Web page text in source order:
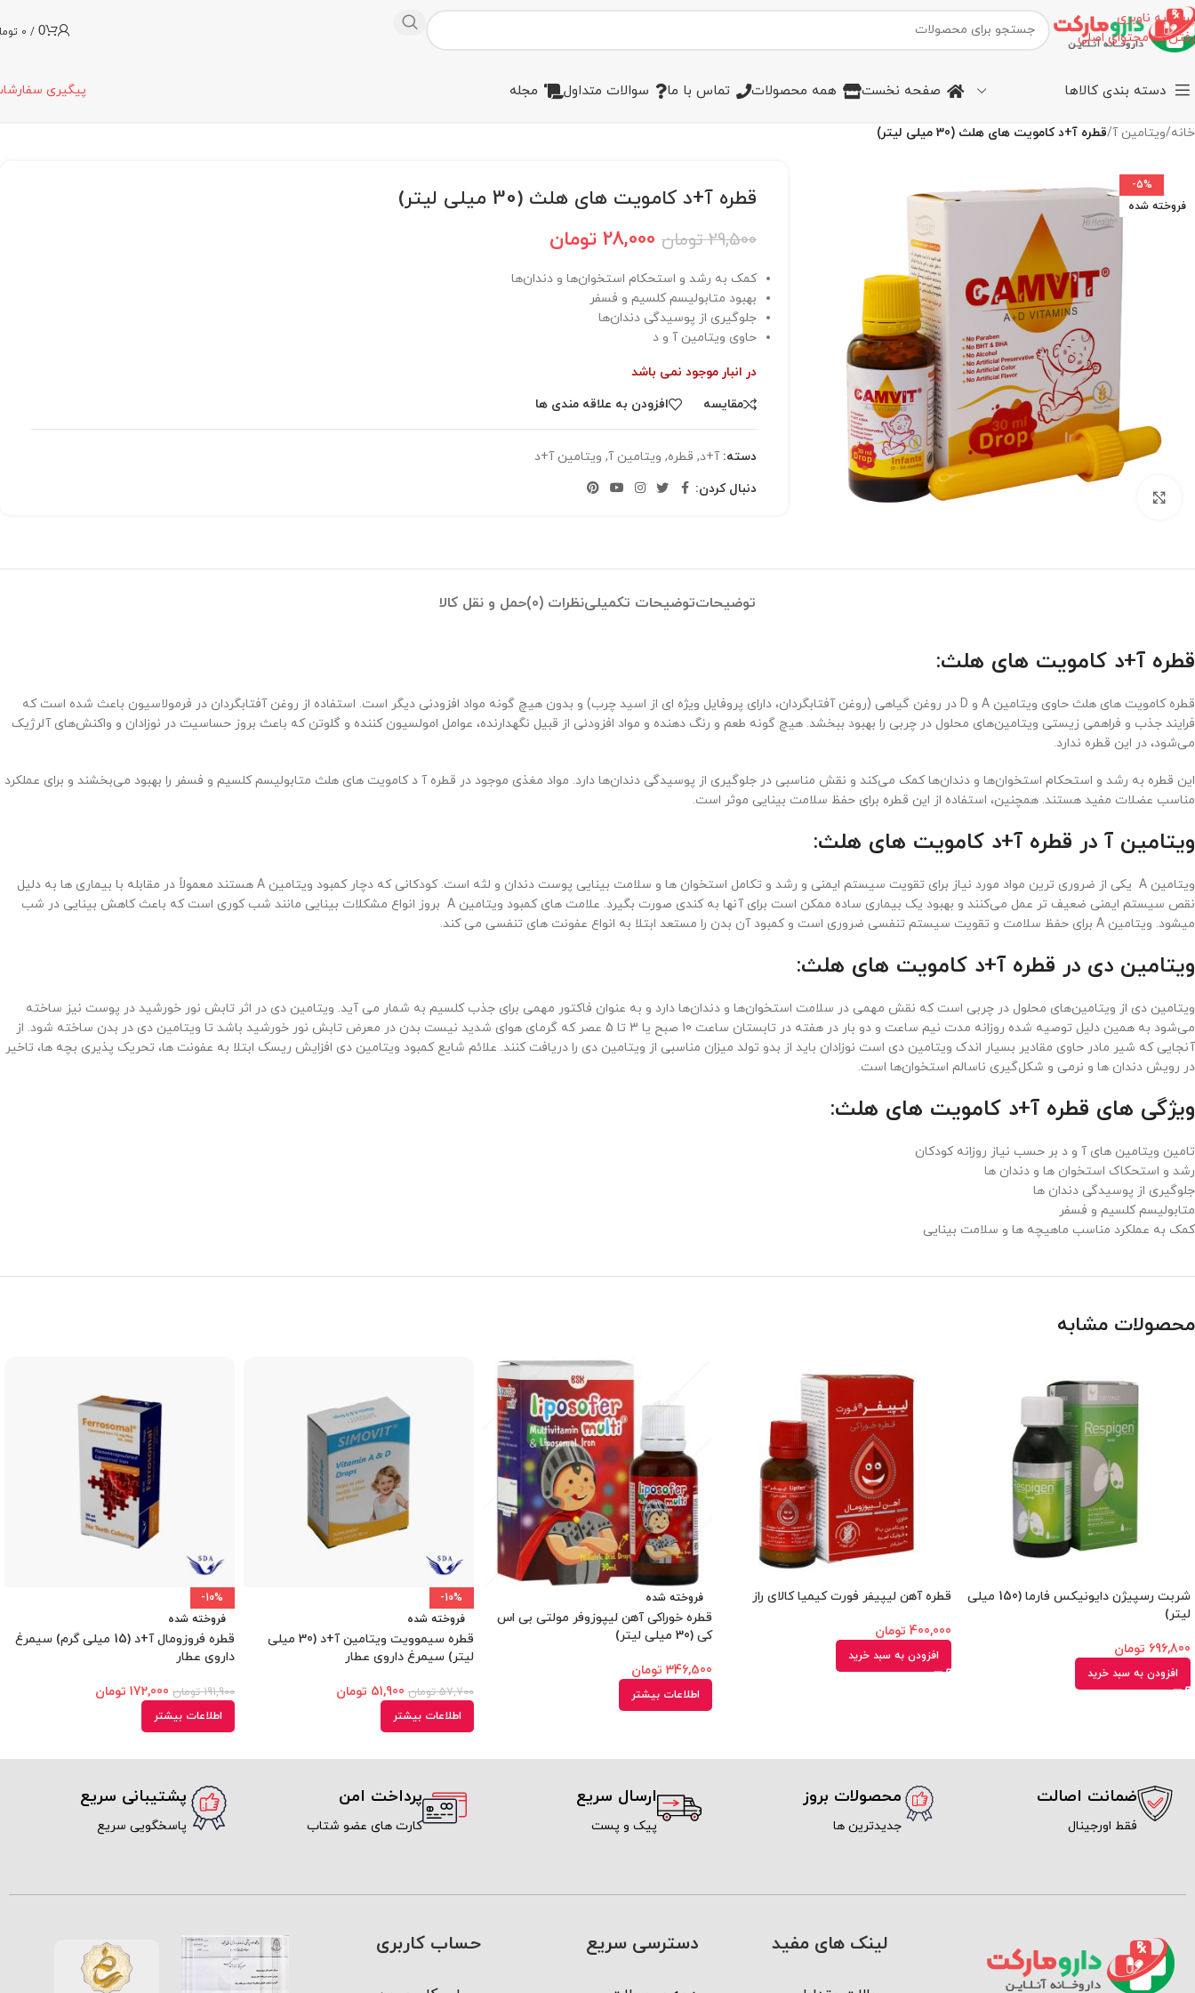
پرش به ناوبری
رفتن به محتوای اصلی
0
/
0
دسته بندی کالاها صفحه نخست همه محصولات تماس با ما سوالات متداول مجله پیگیری
خانه/ویتامین آ/قطره آ+د کامویت های هلث (30 میلی لیتر)
-5%
فروخته شده
قطره آ+د کامویت های هلث (30 میلی لیتر)
29,500 تومان 28,000 تومان
کمک به رشد و استحکام استخوان‌ها و دندان‌ها
بهبود متابولیسم کلسیم و فسفر
جلوگیری از پوسیدگی دندان‌ها
حاوی ویتامین آ و د
در انبار موجود نمی باشد
مقایسه
افزودن به علاقه مندی ها
دسته: آ+د, قطره, ویتامین آ, ویتامین آ+د
دنبال کردن:
توضیحاتتوضیحات تکمیلینظرات (0) حمل و نقل کالا
قطره آ+د کامویت های هلث:
قطره کامویت ‌های هلث حاوی ویتامین A و D در روغن گیاهی (روغن آفتابگردان، دارای پروفایل ویژه ای از اسید چرب) و بدون هیچ گونه مواد افزودنی دیگر است. استفاده از روغن آفتابگردان در فرمولاسیون باعث شده است که
فرایند جذب و فراهمی زیستی ویتامین‌های محلول در چربی را بهبود ببخشد. هیچ گونه طعم و رنگ دهنده و مواد افزودنی از قبیل نگهدارنده، عوامل امولسیون کننده و گلوتن که باعث بروز حساسیت در نوزادان و واکنش‌های آلرژیک
می‌شود، در این قطره ندارد.
این قطره به رشد و استحکام استخوان‌ها و دندان‌ها کمک می‌کند و نقش مناسبی در جلوگیری از پوسیدگی دندان‌ها دارد. مواد مغذی موجود در قطره آ د کامویت های هلث متابولیسم کلسیم و فسفر را بهبود می‌بخشند و برای عملکرد
مناسب عضلات مفید هستند. همچنین، استفاده از این قطره برای حفظ سلامت بینایی موثر است.
ویتامین آ در قطره آ+د کامویت های هلث:
ویتامین A یکی از ضروری ترین مواد مورد نیاز برای تقویت سیستم ایمنی و رشد و تکامل استخوان ها و سلامت بینایی پوست دندان و لثه است. کودکانی که دچار کمبود ویتامین A هستند معمولاً در مقابله با بیماری ها به دلیل
نقص سیستم ایمنی ضعیف تر عمل می‌کنند و بهبود یک بیماری ساده ممکن است برای آنها به کندی صورت بگیرد. علامت های کمبود ویتامین A بروز انواع مشکلات بینایی مانند شب کوری است که باعث کاهش بینایی در شب
میشود. ویتامین A برای حفظ سلامت و تقویت سیستم تنفسی ضروری است و کمبود آن بدن را مستعد ابتلا به انواع عفونت های تنفسی می کند.
ویتامین دی در قطره آ+د کامویت های هلث:
ویتامین دی از ویتامین‌های محلول در چربی است که نقش مهمی در سلامت استخوان‌ها و دندان‌ها دارد و به عنوان فاکتور مهمی برای جذب کلسیم به شمار می آید. ویتامین دی در اثر تابش نور خورشید در پوست نیز ساخته
می‌شود به همین دلیل توصیه شده روزانه مدت نیم ساعت و دو بار در هفته در تابستان ساعت 10 صبح یا 3 تا 5 عصر که گرمای هوای شدید نیست بدن در معرض تابش نور خورشید باشد تا ویتامین دی در بدن ساخته شود. از
آنجایی که شیر مادر حاوی مقادیر بسیار اندک ویتامین دی است نوزادان باید از بدو تولد میزان مناسبی از ویتامین دی را دریافت کنند. علائم شایع کمبود ویتامین دی افزایش ریسک ابتلا به عفونت ها، تحریک پذیری بچه ها، تاخیر
در رویش دندان ها و نرمی و شکل‌گیری ناسالم استخوان‌ها است.
ویژگی های قطره آ+د کامویت های هلث:
تامین ویتامین های آ و د بر حسب نیاز روزانه کودکان
رشد و استحکاک استخوان ها و دندان ها
جلوگیری از پوسیدگی دندان ها
متابولیسم کلسیم و فسفر
کمک به عملکرد مناسب ماهیچه ها و سلامت بینایی
محصولات مشابه
شربت رسپیژن دایونیکس فارما (150 میلی
لیتر)
696,800 تومان
افزودن به سبد خرید
قطره آهن لیپیفر فورت کیمیا کالای راز
400,000 تومان
افزودن به سبد خرید
فروخته شده
قطره خوراکی آهن لیپوزوفر مولتی بی اس
کی (30 میلی لیتر)
346,500 تومان
اطلاعات بیشتر
-10%
فروخته شده
قطره سیموویت ویتامین آ+د (30 میلی
لیتر) سیمرغ داروی عطار
57,700 تومان 51,900 تومان
اطلاعات بیشتر
-10%
فروخته شده
قطره فروزومال آ+د (15 میلی گرم) سیمرغ
داروی عطار
191,900 تومان 172,000 تومان
اطلاعات بیشتر
ضمانت اصالت
فقط اورجینال
محصولات بروز
جدیدترین ها
ارسال سریع
پیک و پست
پرداخت امن
کارت های عضو شتاب
پشتیبانی سریع
پاسخگویی سریع
لینک های مفید دسترسی سریع حساب کاربری